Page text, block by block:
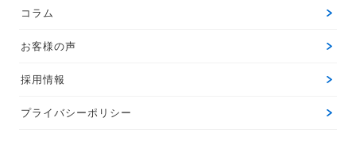
コラム
お客様の声
採用情報
プライバシーポリシー